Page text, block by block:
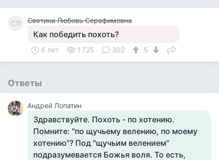
СЛ Светина Любовь Серафимовна
Как победить похоть?
6 лет 1 725 302 5
Ответы
Андрей Лопатин
Здравствуйте. Похоть - по хотению.
Помните: "по щучьему велению, по моему
хотению"? Под "щучьим велением"
подразумевается Божья воля. То есть,